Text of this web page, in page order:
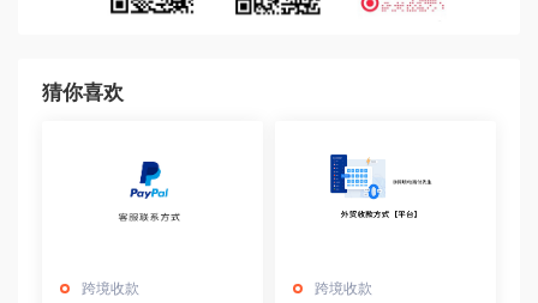
猜你喜欢
跨境收款 跨境收款